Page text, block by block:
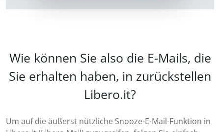
Wie können Sie also die E-Mails, die
Sie erhalten haben, in zurückstellen
Libero.it?
Um auf die äußerst nützliche Snooze-E-Mail-Funktion in